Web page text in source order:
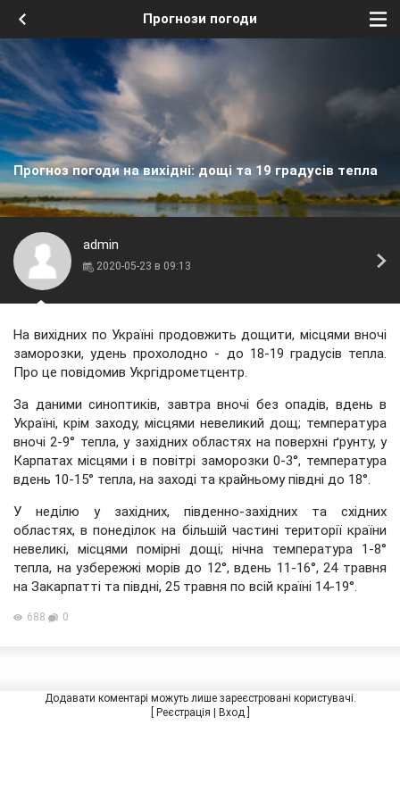
Прогнози погоди
Прогноз погоди на вихідні: дощі та 19 градусів тепла
admin
2020-05-23 в 09:13
На вихідних по Україні продовжить дощити, місцями вночі
заморозки, удень прохолодно - до 18-19 градусів тепла.
Про це повідомив Укргідрометцентр.
За даними синоптиків, завтра вночі без опадів, вдень в
Україні, крім заходу, місцями невеликий дощ; температура
вночі 2-9° тепла, у західних областях на поверхні ґрунту, у
Карпатах місцями і в повітрі заморозки 0-3°, температура
вдень 10-15° тепла, на заході та крайньому півдні до 18°.
У неділю у західних, південно-західних та східних
областях, в понеділок на більшій частині території країни
невеликі, місцями помірні дощі; нічна температура 1-8°
тепла, на узбережжі морів до 12°, вдень 11-16°, 24 травня
на Закарпатті та півдні, 25 травня по всій країні 14-19°.
688 0
Додавати коментарі можуть лише зареєстровані користувачі.
Реєстрація Вход]